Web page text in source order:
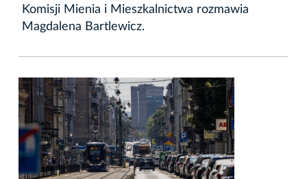
Komisji Mienia i Mieszkalnictwa rozmawia
Magdalena Bartlewicz.